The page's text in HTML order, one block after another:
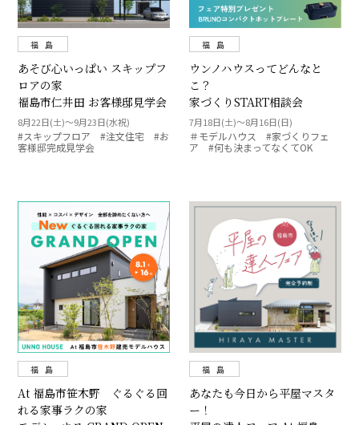
福 島
あそび心いっぱい スキップフ
ロアの家
福島市仁井田 お客様邸見学会
8月22日(土)～9月23日(水祝)
#スキップフロア #注文住宅 #お
客様邸完成見学会
福 島
ウンノハウスってどんなと
こ？
家づくりSTART相談会
7月18日(土)～8月16日(日)
＃モデルハウス #家づくりフェ
ア #何も決まってなくてOK
福 島
At 福島市笹木野 ぐるぐる回
れる家事ラクの家
福 島
あなたも今日から平屋マスタ
ー！